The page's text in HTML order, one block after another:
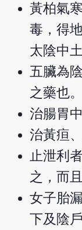
黃柏氣
毒，得
太陰中
五臟為
之藥也。
治腸胃
治黃疸
止泄利
之，而
女子胎
下及陰